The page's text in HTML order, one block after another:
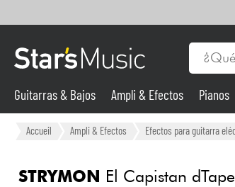
Guitarras & Bajos
Sintetizadores & samplers
Guitarras & Bajos Ampli & Efectos Pianos
Accueil Ampli & Efectos Efectos para guitarra
STRYMON El Capistan